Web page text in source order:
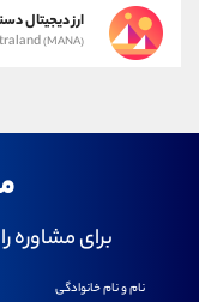
ارز دیجیتال
(MANA)
برای مشاوره
نام و نام خانوادگی